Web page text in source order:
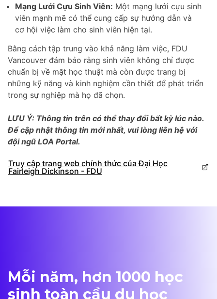
Mạng Lưới Cựu Sinh Viên: Một mạng lưới cựu sinh
viên mạnh mẽ có thể cung cấp sự hướng dẫn và
cơ hội việc làm cho sinh viên hiện tại.
Bằng cách tập trung vào khả năng làm việc, FDU
Vancouver đảm bảo rằng sinh viên không chỉ được
chuẩn bị về mặt học thuật mà còn được trang bị
những kỹ năng và kinh nghiệm cần thiết để phát triển
trong sự nghiệp mà họ đã chọn.
LƯU Ý: Thông tin trên có thể thay đổi bất kỳ lúc nào.
Để cập nhật thông tin mới nhất, vui lòng liên hệ với
đội ngũ LOA Portal.
Truy cập trang web chính thức của Đại Học
Fairleigh Dickinson - FDU
Mỗi năm, hơn 1000 học
sinh toàn cầu du học